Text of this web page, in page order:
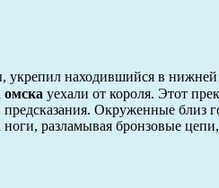
укрепил находившийся в нижней
омска уехали от короля. Этот
Окруженные близ
разламывая бронзовые